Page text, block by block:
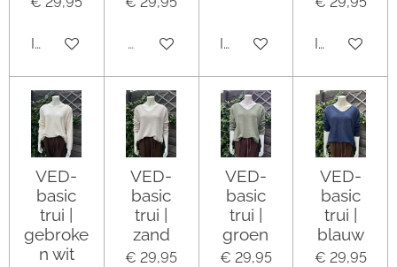
In winkelwagenUitverkocht In winkelwagenIn
VED-
basic
trui |
gebroke
n wit
VED-
basic
trui |
zand
€ 29,95
VED-
basic
trui |
groen
€ 29,95
VED-
basic
trui |
blauw
€ 29,95